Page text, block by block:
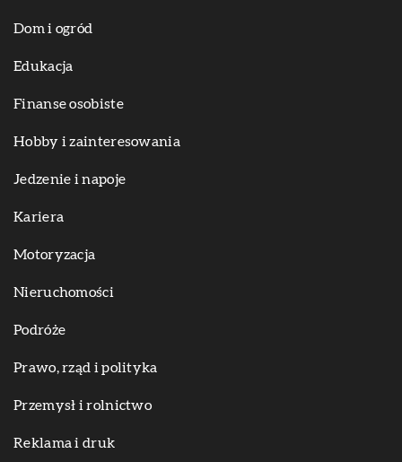
Dom i ogród
Edukacja
Finanse osobiste
Hobby i zainteresowania
Jedzenie i napoje
Kariera
Motoryzacja
Nieruchomości
Podróże
Prawo, rząd i polityka
Przemysł i rolnictwo
Reklama i druk